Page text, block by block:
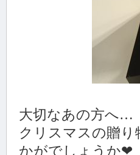
大切なあの方へ…
クリスマスの贈
かがでし